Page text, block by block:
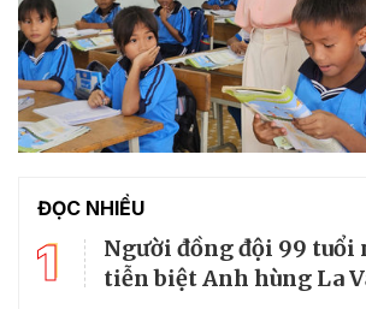
ĐỌC NHIỀU
1
Người đồng đội 99 tuổi
tiễn biệt Anh hùng La